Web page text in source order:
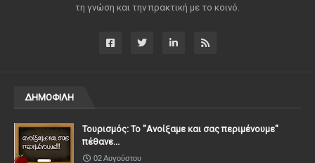
τη γνώση και την πρακτική με το κοινό.
ΔΗΜΟΦΙΛΗ
Τουρισμός: Το "Ανοίξαμε και σας περιμένουμε"
πέθανε...
02 Αυγούστου